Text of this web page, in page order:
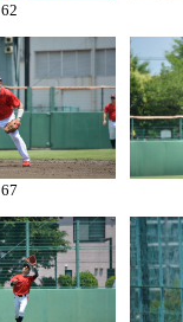
62
67